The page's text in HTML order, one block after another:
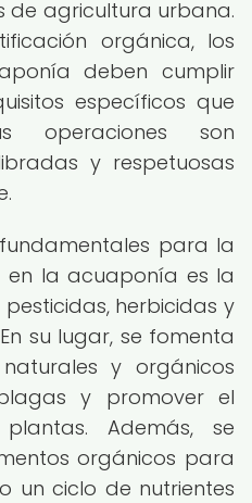
de agricultura urbana.
orgánica, los
deben cumplir
específicos que
operaciones son
y respetuosas
para la
en la acuaponía es la
herbicidas y
su lugar, se fomenta
y orgánicos
y promover el
Además, se
orgánicos para
un ciclo de nutrientes